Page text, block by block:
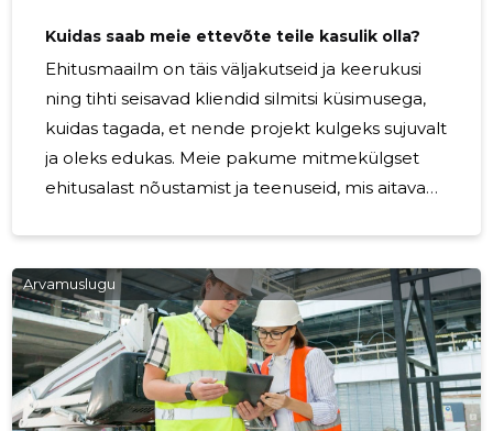
Kuidas saab meie ettevõte teile kasulik olla?
Ehitusmaailm on täis väljakutseid ja keerukusi
ning tihti seisavad kliendid silmitsi küsimusega,
kuidas tagada, et nende projekt kulgeks sujuvalt
ja oleks edukas. Meie pakume mitmekülgset
ehitusalast nõustamist ja teenuseid, mis aitavad
teel ehitise valmimiseni. Kas olete kunagi
mõelnud, kuidas tagada, et teie ehitusprojekt
algaks õigesti? Kas teil on olnud raskusi
ehitusplaanide mõõdistamise ja
digitaliseerimisega? Kas vajate professionaalset
ekspertiisi, et hinnata olemasoleva hoone
Arvamuslugu